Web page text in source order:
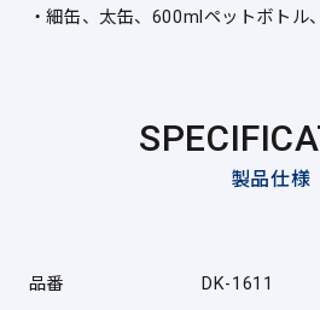
・細缶、太缶、600mlペットボトル
製品仕様
品番 DK-1611